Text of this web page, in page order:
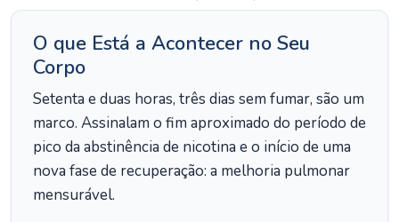
O que Está a Acontecer no Seu
Corpo
Setenta e duas horas, três dias sem fumar, são um
marco. Assinalam o fim aproximado do período de
pico da abstinência de nicotina e o início de uma
nova fase de recuperação: a melhoria pulmonar
mensurável.